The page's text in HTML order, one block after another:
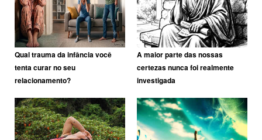
Qual trauma da infância você
tenta curar no seu
relacionamento?
A maior parte das nossas
certezas nunca foi realmente
investigada